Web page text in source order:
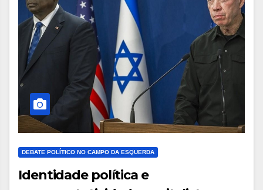
DEBATE POLÍTICO NO CAMPO DA ESQUERDA
Identidade política e